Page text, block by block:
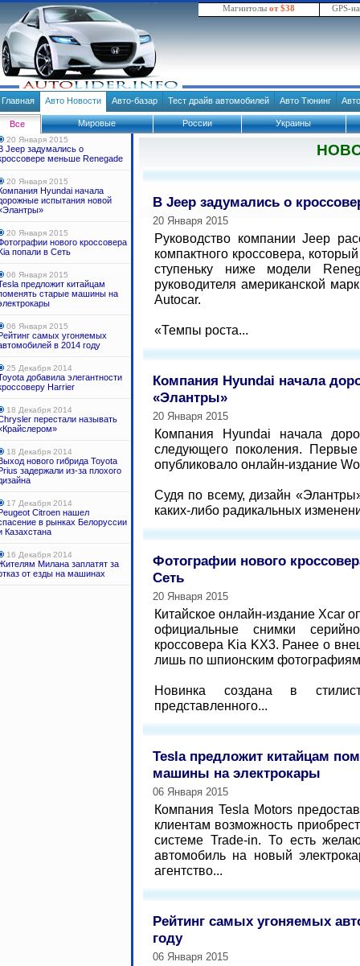
Магнитолы от $38 GPS-
Главная Авто Новости Авто-базар Тест драйв автомобилей Авто Тюнинг
Все Мировые России Украины
20 Января 2015
Jeep задумались о
меньше Renegade
20 Января 2015
Hyundai начала
испытания новой
20 Января 2015
нового кроссовера
попали в Сеть
06 Января 2015
предложит китайцам
старые машины на
06 Января 2015
самых угоняемых
в 2014 году
25 Декабря 2014
добавила элегантности
Harrier
18 Декабря 2014
перестали называть
18 Декабря 2014
нового гибрида Toyota
задержали из-за плохого
17 Декабря 2014
Citroen нашел
в рынках Белоруссии
Казахстана
16 Декабря 2014
Милана заплатят за
от езды на машинах
В Jeep задумались о
20 Января 2015
Руководство компании Jeep
компактного кроссовера,
ступеньку ниже модели
руководителя американской
Autocar.
«Темпы роста...
Компания Hyundai начала
«Элантры»
20 Января 2015
Компания Hyundai начала
следующего поколения.
опубликовало онлайн-издание
Судя по всему, дизайн
каких-либо радикальных
Фотографии нового
Сеть
20 Января 2015
Китайское онлайн-издание Xcar
официальные снимки
кроссовера Kia KX3. Ранее о
лишь по шпионским
Новинка создана в
представленного...
Tesla предложит китайцам
машины на электрокары
06 Января 2015
Компания Tesla Motors
клиентам возможность
системе Trade-in. То есть
автомобиль на новый
агентство...
Рейтинг самых угоняемых
году
06 Января 2015